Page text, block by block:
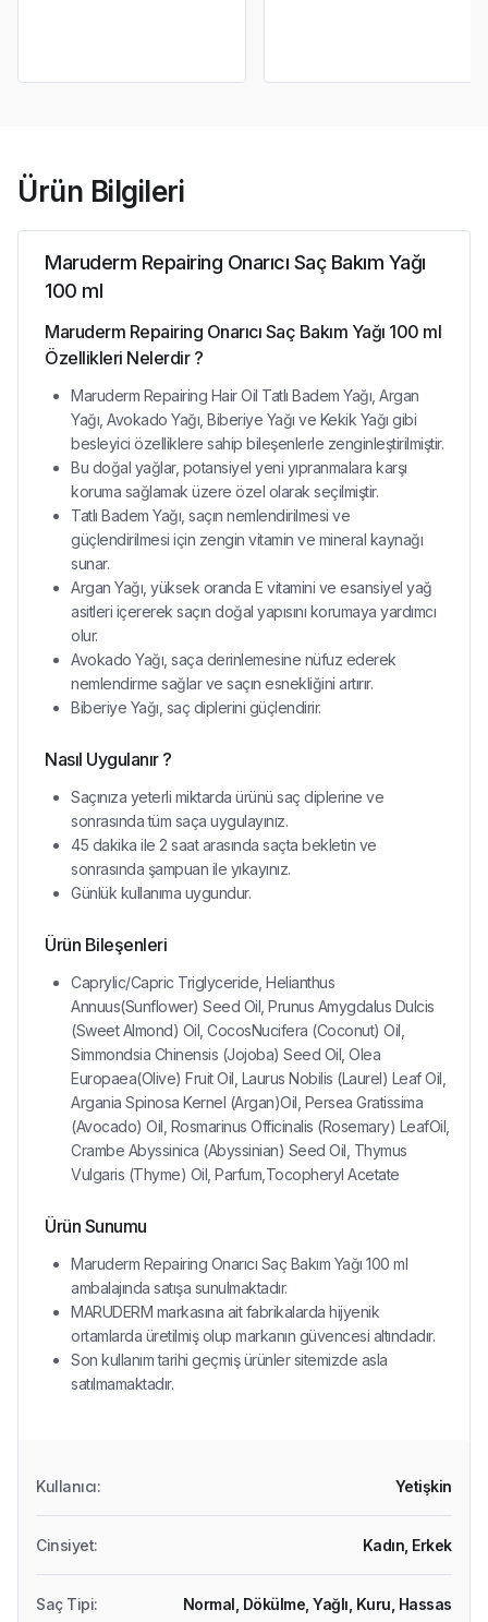
Ürün Bilgileri
Maruderm Repairing Onarıcı Saç Bakım Yağı
100 ml
Maruderm Repairing Onarıcı Saç Bakım Yağı 100 ml
Özellikleri Nelerdir ?
Maruderm Repairing Hair Oil Tatlı Badem Yağı, Argan
Yağı, Avokado Yağı, Biberiye Yağı ve Kekik Yağı gibi
besleyici özelliklere sahip bileşenlerle zenginleştirilmiştir.
Bu doğal yağlar, potansiyel yeni yıpranmalara karşı
koruma sağlamak üzere özel olarak seçilmiştir.
Tatlı Badem Yağı, saçın nemlendirilmesi ve
güçlendirilmesi için zengin vitamin ve mineral kaynağı
sunar.
Argan Yağı, yüksek oranda E vitamini ve esansiyel yağ
asitleri içererek saçın doğal yapısını korumaya yardımcı
olur.
Avokado Yağı, saça derinlemesine nüfuz ederek
nemlendirme sağlar ve saçın esnekliğini artırır.
Biberiye Yağı, saç diplerini güçlendirir.
Nasıl Uygulanır ?
Saçınıza yeterli miktarda ürünü saç diplerine ve
sonrasında tüm saça uygulayınız.
45 dakika ile 2 saat arasında saçta bekletin ve
sonrasında şampuan ile yıkayınız.
Günlük kullanıma uygundur.
Ürün Bileşenleri
Caprylic/Capric Triglyceride, Helianthus
Annuus(Sunflower) Seed Oil, Prunus Amygdalus Dulcis
(Sweet Almond) Oil, CocosNucifera (Coconut) Oil,
Simmondsia Chinensis (Jojoba) Seed Oil, Olea
Europaea(Olive) Fruit Oil, Laurus Nobilis (Laurel) Leaf Oil,
Argania Spinosa Kernel (Argan)Oil, Persea Gratissima
(Avocado) Oil, Rosmarinus Officinalis (Rosemary) LeafOil,
Crambe Abyssinica (Abyssinian) Seed Oil, Thymus
Vulgaris (Thyme) Oil, Parfum,Tocopheryl Acetate
Ürün Sunumu
Maruderm Repairing Onarıcı Saç Bakım Yağı 100 ml
ambalajında satışa sunulmaktadır.
MARUDERM markasına ait fabrikalarda hijyenik
ortamlarda üretilmiş olup markanın güvencesi altındadır.
Son kullanım tarihi geçmiş ürünler sitemizde asla
satılmamaktadır.
Kullanıcı: Yetişkin
Cinsiyet: Kadın, Erkek
Saç Tipi: Normal, Dökülme,Yağlı, Kuru, Hassas